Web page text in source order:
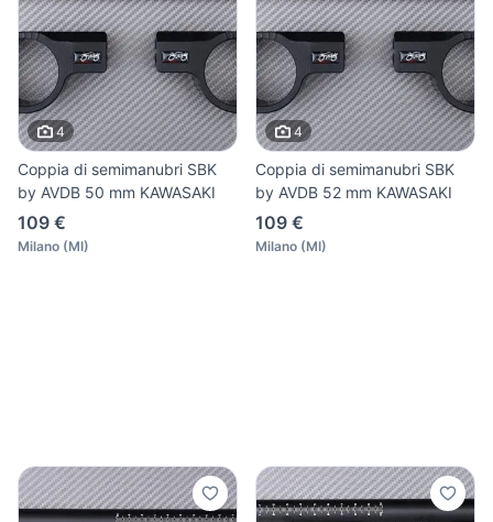
4
Coppia di semimanubri SBK
by AVDB 50 mm KAWASAKI
109 €
Milano (MI)
4
Coppia di semimanubri SBK
by AVDB 52 mm KAWASAKI
109 €
Milano (MI)